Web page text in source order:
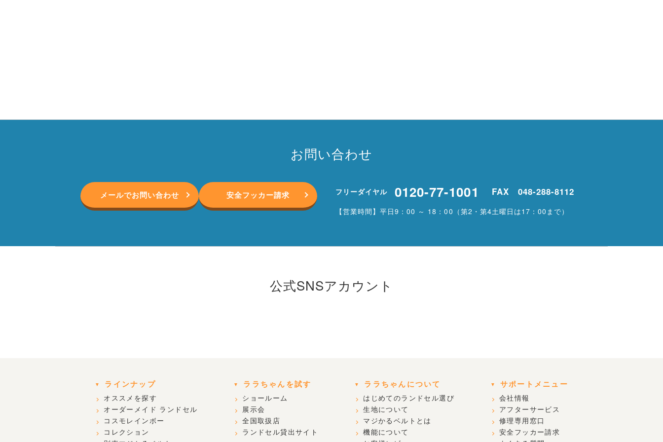
お問い合わせ
メールでお問い合わせ 安全フッカー請求 フリーダイヤル 0120-77-1001 FAX 048-288-8112
【営業時間】平日9：00 ～ 18：00 （第2・第4土曜日は17：00まで）
公式SNSアカウント
ラインナップ
オススメを探す
オーダーメイド ランドセル
コスモレインボー
コレクション
ララちゃんを試す
ショールーム
展示会
全国取扱店
ランドセル貸出サイト
ララちゃんについて
はじめてのランドセル選び
生地について
マジかるベルトとは
機能について
サポートメニュー
会社情報
アフターサービス
修理専用窓口
安全フッカー請求